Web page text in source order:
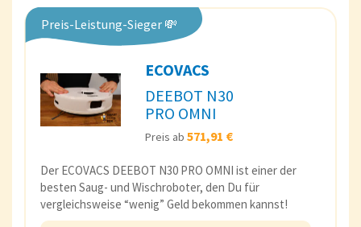
Preis-Leistung-Sieger 💸
ECOVACS
DEEBOT N30
PRO OMNI
Preis ab 571,91 €
Der ECOVACS DEEBOT N30 PRO OMNI ist einer der
besten Saug- und Wischroboter, den Du für
vergleichsweise “wenig” Geld bekommen kannst!